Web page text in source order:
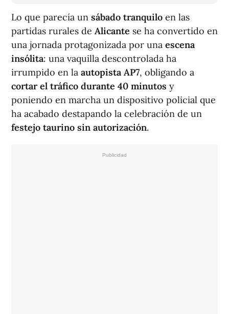
Lo que parecía un sábado tranquilo en las
partidas rurales de Alicante se ha convertido en
una jornada protagonizada por una escena
insólita: una vaquilla descontrolada ha
irrumpido en la autopista AP7, obligando a
cortar el tráfico durante 40 minutos y
poniendo en marcha un dispositivo policial que
ha acabado destapando la celebración de un
festejo taurino sin autorización.